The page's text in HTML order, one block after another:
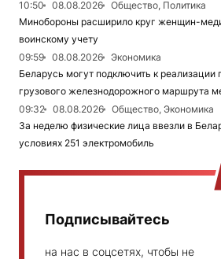
10:50 08.08.2026
Общество, Политика
Минобороны расширило круг женщин-
воинскому учету
09:59
08.08.2026
Экономика
Беларусь могут подключить к реализации
грузового железнодорожного маршрута
09:32
08.08.2026
Общество, Экономика
За неделю физические лица ввезли в
условиях 251 электромобиль
Подписывайтесь
на нас в соцсетях, чтобы не